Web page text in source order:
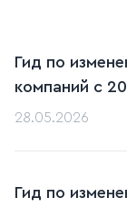
Гид по
компаний с
28.05.2026
Гид по